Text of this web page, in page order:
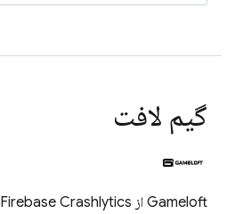
گیم لافت
Gameloft از Firebase Crashlytics